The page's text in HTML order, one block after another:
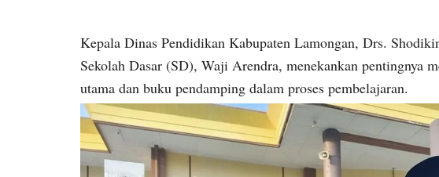
Kepala Dinas Pendidikan Kabupaten Lamongan, Drs.
Sekolah Dasar (SD), Waji Arendra, menekankan pentingnya
utama dan buku pendamping dalam proses pembelajaran.